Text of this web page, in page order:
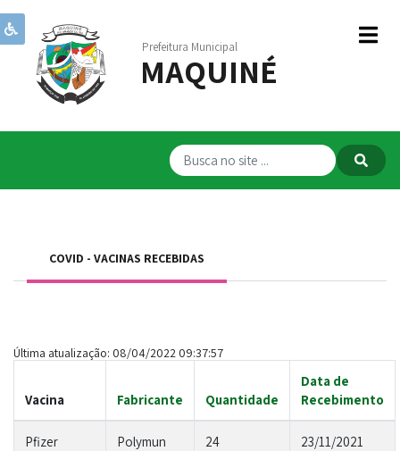
Prefeitura Municipal
MAQUINÉ
Institucional
Governo
ServiçosCOVID - VACINAS RECEBIDAS
Última atualização: 08/04/2022 09:37:57
Vacina Fabricante Quantidade
Data de
Recebimento
Pfizer Polymun 24 23/11/2021